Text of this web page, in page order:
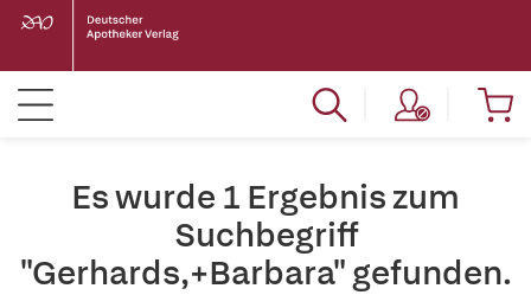
Es wurde 1 Ergebnis zum
Suchbegriff
"Gerhards,+Barbara" gefunden.